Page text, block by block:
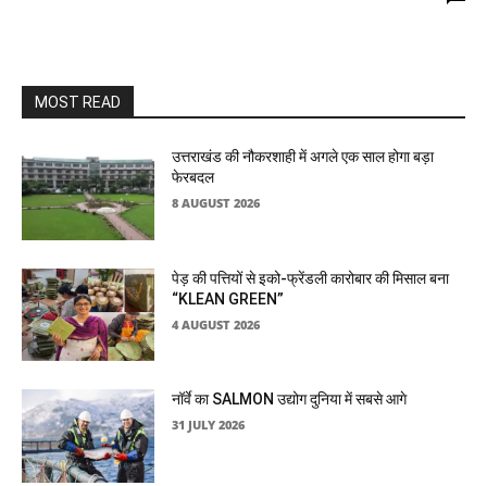
MOST READ
उत्तराखंड की नौकरशाही में अगले एक साल होगा बड़ा
फेरबदल
8 AUGUST 2026
पेड़ की पत्तियों से इको-फ्रेंडली कारोबार की मिसाल बना
“KLEAN GREEN”
4 AUGUST 2026
नॉर्वे का SALMON उद्योग दुनिया में सबसे आगे
31 JULY 2026